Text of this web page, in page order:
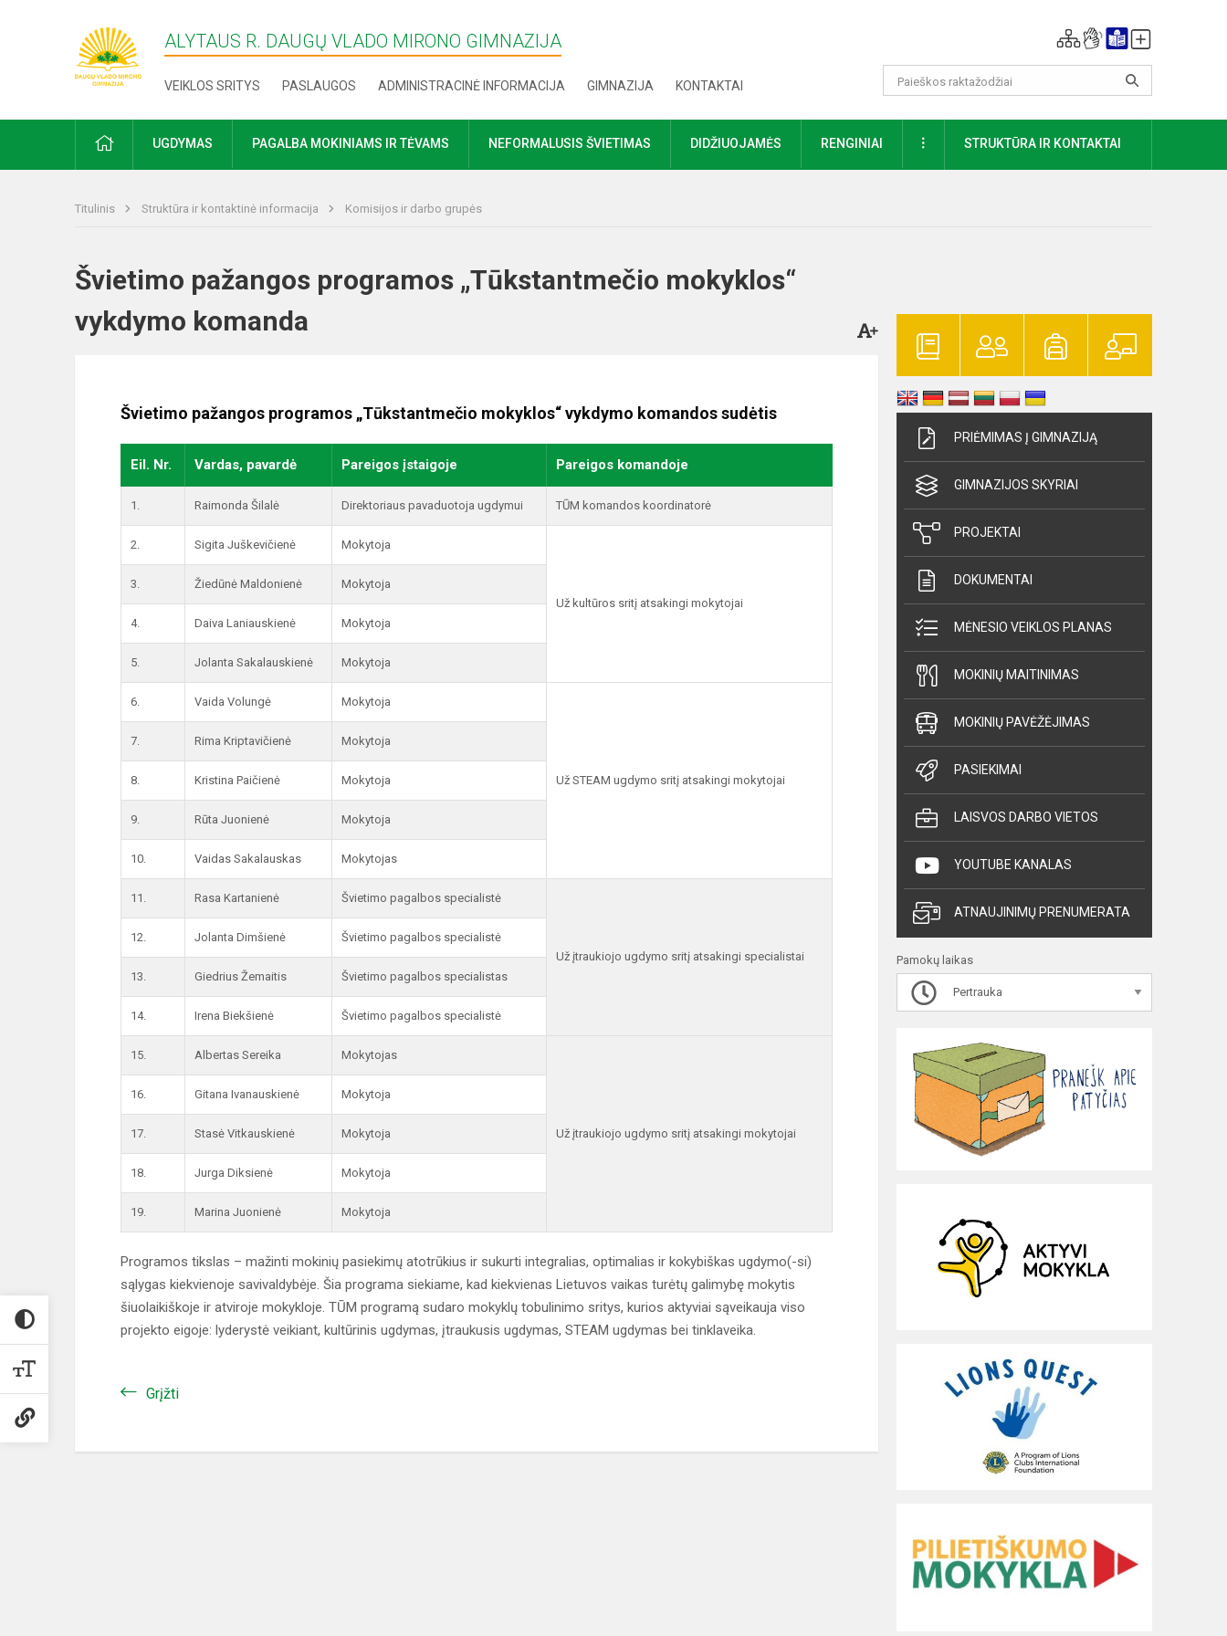
ALYTAUS R. DAUGŲ VLADO MIRONO GIMNAZIJA
VEIKLOS SRITYS PASLAUGOS ADMINISTRACINĖ INFORMACIJA GIMNAZIJA KONTAKTAI
PRADŽIAUGDYMAS PAGALBA MOKINIAMS IR TĖVAMS NEFORMALUSIS ŠVIETIMAS DIDŽIUOJAMĖS RENGINIAI DAUGIAUSTRUKTŪRA IR KONTAKTAI
Titulinis Struktūra ir kontaktinė informacija Komisijos ir darbo grupės
Švietimo pažangos programos „Tūkstantmečio mokyklos“
vykdymo komanda
Švietimo pažangos programos „Tūkstantmečio mokyklos“ vykdymo komandos sudėtis
Eil. Nr. Vardas, pavardė Pareigos įstaigoje Pareigos komandoje
1. Raimonda Šilalė Direktoriaus pavaduotoja ugdymui TŪM komandos koordinatorė
2. Sigita Juškevičienė Mokytoja
Už kultūros sritį atsakingi mokytojai
3. Žiedūnė Maldonienė Mokytoja
4. Daiva Laniauskienė Mokytoja
5. Jolanta Sakalauskienė Mokytoja
6. Vaida Volungė Mokytoja
Už STEAM ugdymo sritį atsakingi mokytojai
7. Rima Kriptavičienė Mokytoja
8. Kristina Paičienė Mokytoja
9. Rūta Juonienė Mokytoja
10. Vaidas Sakalauskas Mokytojas
11. Rasa Kartanienė Švietimo pagalbos specialistė
Už įtraukiojo ugdymo sritį atsakingi specialistai
12. Jolanta Dimšienė Švietimo pagalbos specialistė
13. Giedrius Žemaitis Švietimo pagalbos specialistas
14. Irena Biekšienė Švietimo pagalbos specialistė
15. Albertas Sereika Mokytojas
Už įtraukiojo ugdymo sritį atsakingi mokytojai
16. Gitana Ivanauskienė Mokytoja
17. Stasė Vitkauskienė Mokytoja
18. Jurga Diksienė Mokytoja
19. Marina Juonienė Mokytoja
Programos tikslas – mažinti mokinių pasiekimų atotrūkius ir sukurti integralias, optimalias ir kokybiškas ugdymo(-si)
sąlygas kiekvienoje savivaldybėje. Šia programa siekiame, kad kiekvienas Lietuvos vaikas turėtų galimybę mokytis
šiuolaikiškoje ir atviroje mokykloje. TŪM programą sudaro mokyklų tobulinimo sritys, kurios aktyviai sąveikauja viso
projekto eigoje: lyderystė veikiant, kultūrinis ugdymas, įtraukusis ugdymas, STEAM ugdymas bei tinklaveika.
Grįžti
PRIĖMIMAS Į GIMNAZIJĄ
GIMNAZIJOS SKYRIAI
PROJEKTAI
DOKUMENTAI
MĖNESIO VEIKLOS PLANAS
MOKINIŲ MAITINIMAS
MOKINIŲ PAVĖŽĖJIMAS
PASIEKIMAI
LAISVOS DARBO VIETOS
YOUTUBE KANALAS
ATNAUJINIMŲ PRENUMERATA
Pamokų laikas
Pertrauka